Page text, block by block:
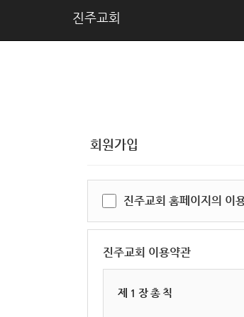
진주교회
회원가입
진주교회 홈페이지의 이
진주교회 이용약관
제 1 장 총 칙